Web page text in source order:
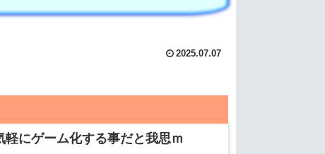
2025.07.07
にゲーム化する事だと我思ｍ